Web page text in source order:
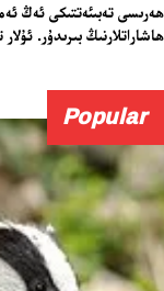
ھەرىسى تەبىئەتتىكى ئەڭ
ھاشاراتلارنىڭ بىرىدۇر.
Popular